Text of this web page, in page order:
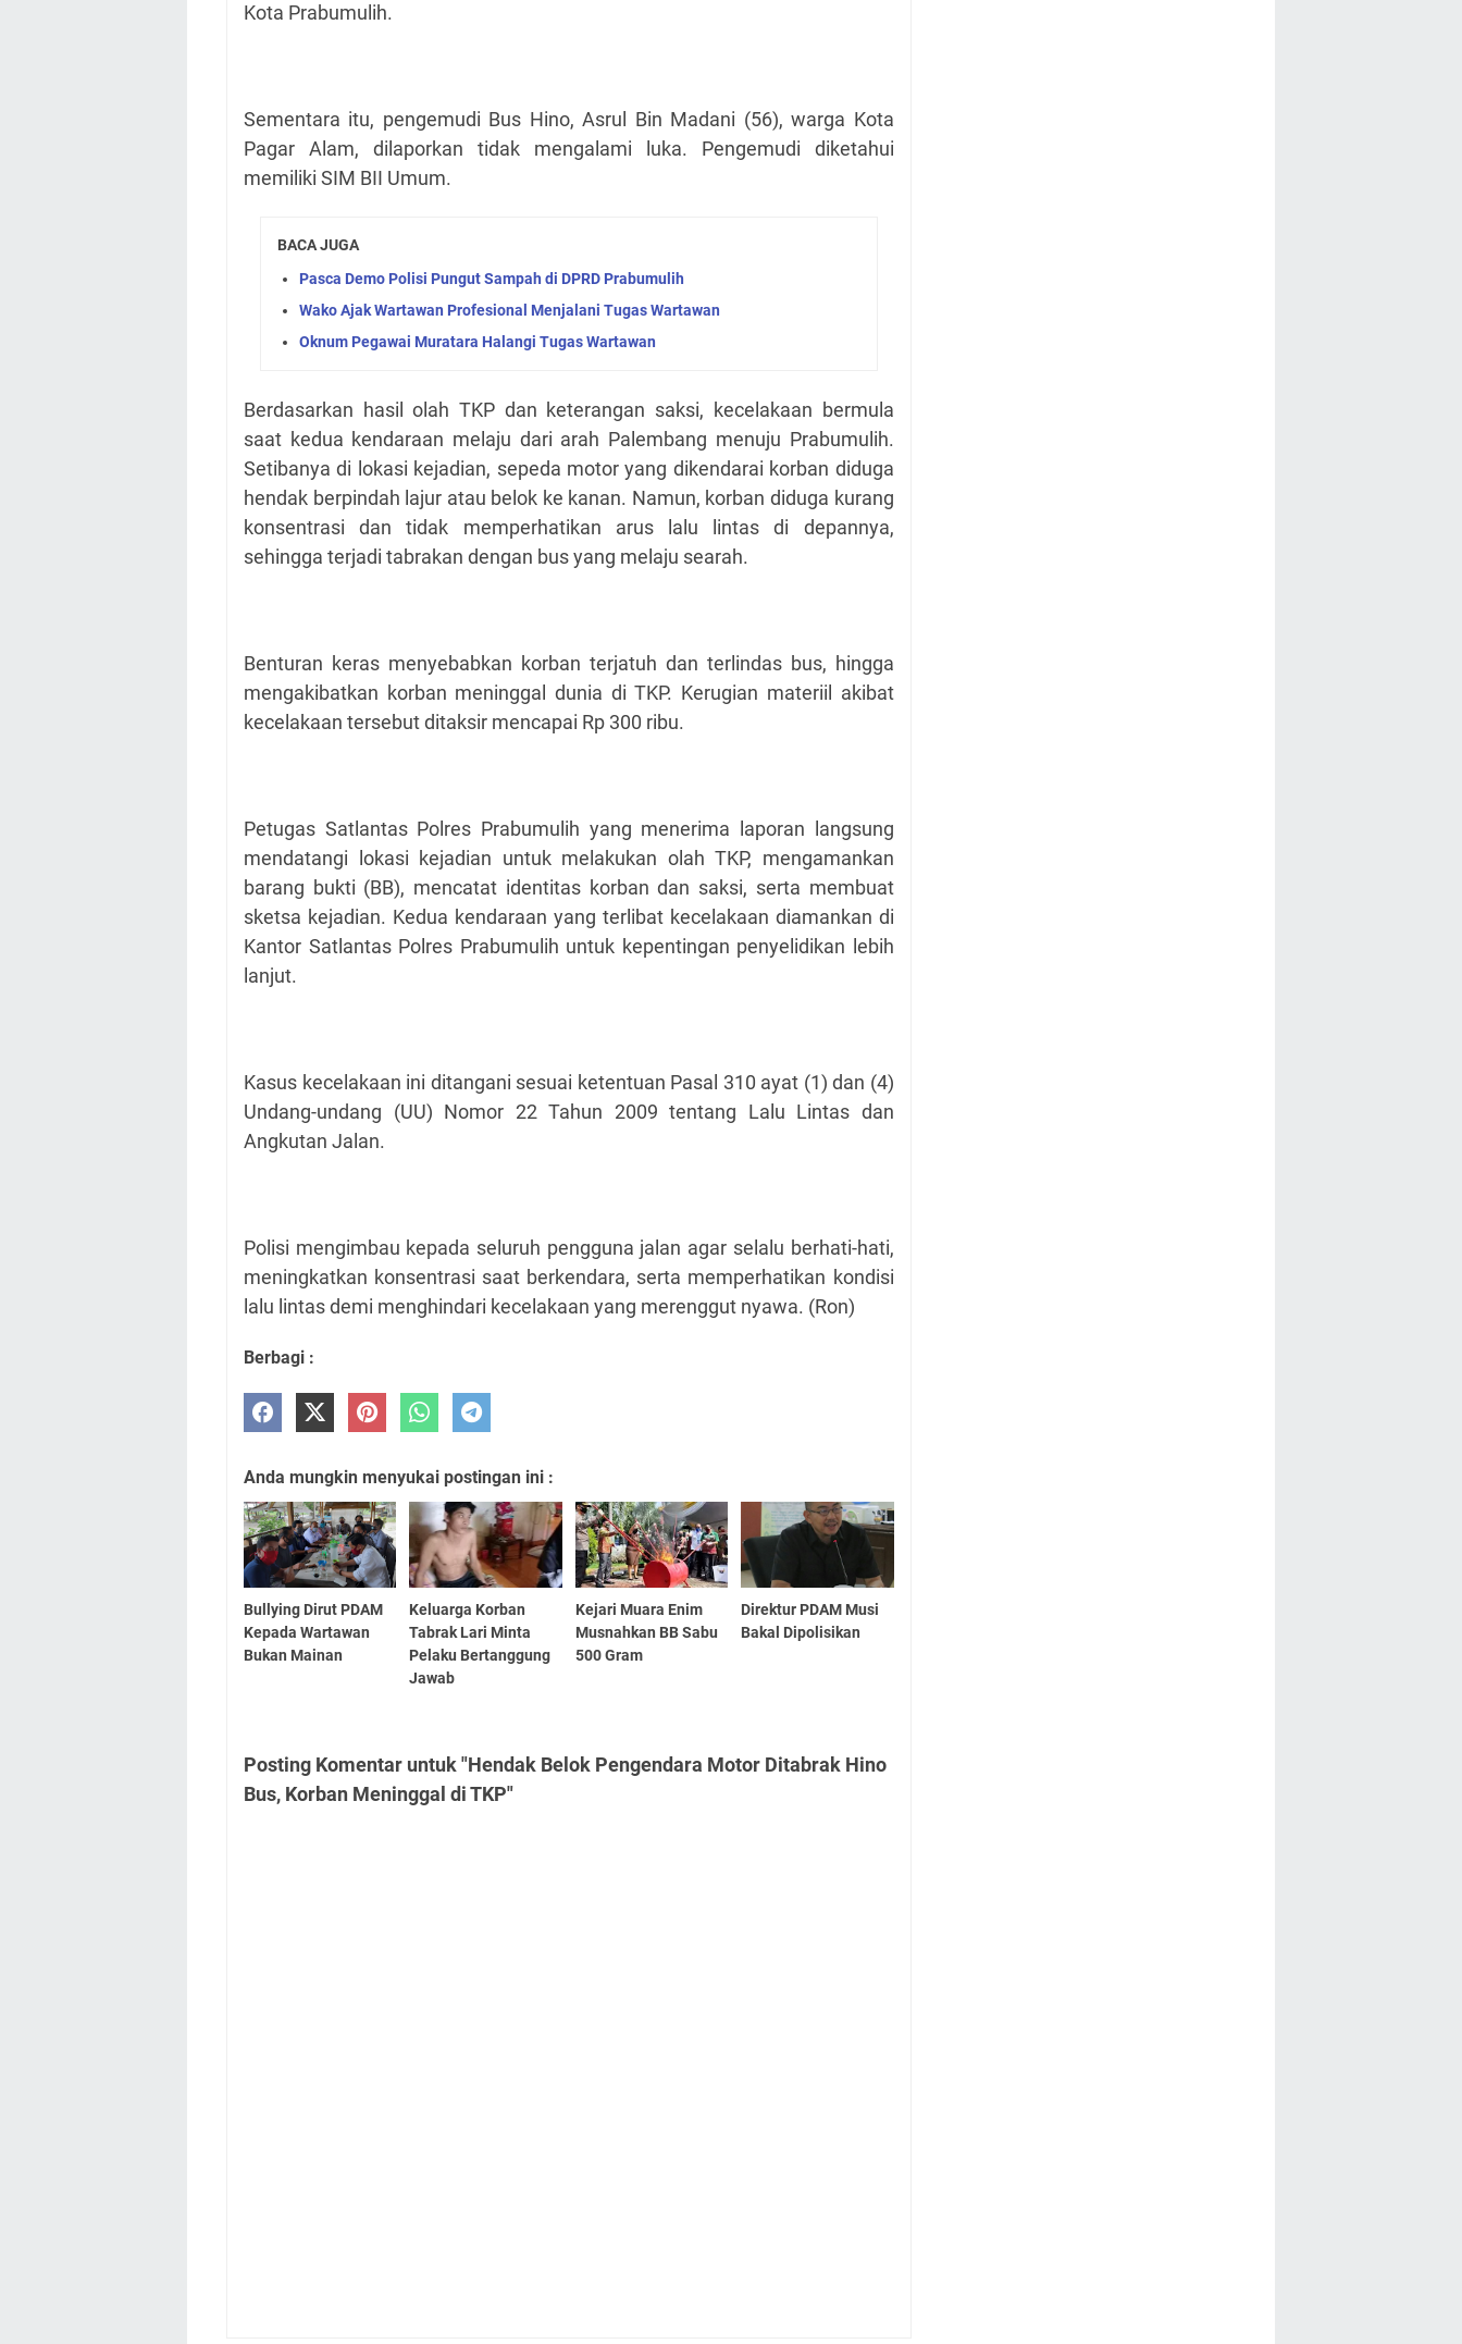
Kota Prabumulih.
Sementara itu, pengemudi Bus Hino, Asrul Bin Madani (56), warga Kota
Pagar Alam, dilaporkan tidak mengalami luka. Pengemudi diketahui
memiliki SIM BII Umum.
BACA JUGA
Pasca Demo Polisi Pungut Sampah di DPRD Prabumulih
Wako Ajak Wartawan Profesional Menjalani Tugas Wartawan
Oknum Pegawai Muratara Halangi Tugas Wartawan
Berdasarkan hasil olah TKP dan keterangan saksi, kecelakaan bermula
saat kedua kendaraan melaju dari arah Palembang menuju Prabumulih.
Setibanya di lokasi kejadian, sepeda motor yang dikendarai korban diduga
hendak berpindah lajur atau belok ke kanan. Namun, korban diduga kurang
konsentrasi dan tidak memperhatikan arus lalu lintas di depannya,
sehingga terjadi tabrakan dengan bus yang melaju searah.
Benturan keras menyebabkan korban terjatuh dan terlindas bus, hingga
mengakibatkan korban meninggal dunia di TKP. Kerugian materiil akibat
kecelakaan tersebut ditaksir mencapai Rp 300 ribu.
Petugas Satlantas Polres Prabumulih yang menerima laporan langsung
mendatangi lokasi kejadian untuk melakukan olah TKP, mengamankan
barang bukti (BB), mencatat identitas korban dan saksi, serta membuat
sketsa kejadian. Kedua kendaraan yang terlibat kecelakaan diamankan di
Kantor Satlantas Polres Prabumulih untuk kepentingan penyelidikan lebih
lanjut.
Kasus kecelakaan ini ditangani sesuai ketentuan Pasal 310 ayat (1) dan (4)
Undang-undang (UU) Nomor 22 Tahun 2009 tentang Lalu Lintas dan
Angkutan Jalan.
Polisi mengimbau kepada seluruh pengguna jalan agar selalu berhati-hati,
meningkatkan konsentrasi saat berkendara, serta memperhatikan kondisi
lalu lintas demi menghindari kecelakaan yang merenggut nyawa. (Ron)
Berbagi :
Anda mungkin menyukai postingan ini :
Bullying Dirut PDAM
Kepada Wartawan
Bukan Mainan
Keluarga Korban
Tabrak Lari Minta
Pelaku Bertanggung
Jawab
Kejari Muara Enim
Musnahkan BB Sabu
500 Gram
Direktur PDAM Musi
Bakal Dipolisikan
Posting Komentar untuk "Hendak Belok Pengendara Motor Ditabrak Hino
Bus, Korban Meninggal di TKP"